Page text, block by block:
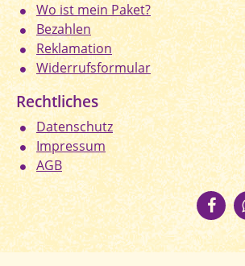
Wo ist mein Paket?
Bezahlen
Reklamation
Widerrufsformular
Rechtliches
Datenschutz
Impressum
AGB